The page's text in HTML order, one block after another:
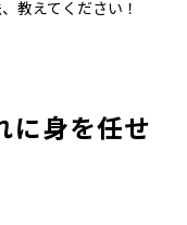
教えてください！
に身を任せ